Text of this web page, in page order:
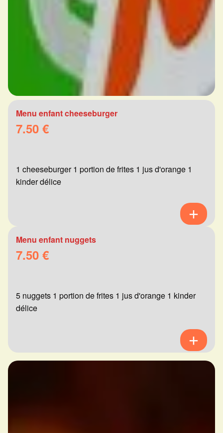
Menu enfant cheeseburger
7.50 €
1 cheeseburger 1 portion de frites 1 jus d'orange 1
kinder délice
Menu enfant nuggets
7.50 €
5 nuggets 1 portion de frites 1 jus d'orange 1 kinder
délice